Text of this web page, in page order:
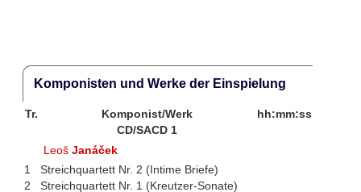
Komponisten und Werke der Einspielung
Tr. Komponist/Werk
hh:mm:ss
CD/SACD 1
LeošJanáček
1
Streichquartett Nr. 2 (Intime Briefe)
2
Streichquartett Nr. 1 (Kreutzer-Sonate)